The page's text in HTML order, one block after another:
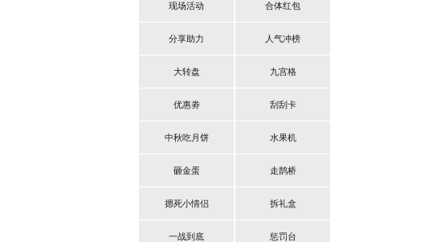
现场活动 合体红包
分享助力 人气冲榜
大转盘 九宫格
优惠劵 刮刮卡
中秋吃月饼 水果机
砸金蛋 走鹊桥
摁死小情侣 拆礼盒
一战到底 惩罚台